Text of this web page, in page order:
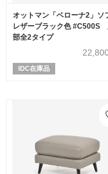
オットマン「ベローナ2」ソ
レザーブラック色 #C500S
部全2タイプ
IDC在庫品